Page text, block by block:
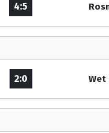
4:5
2:0 Wet